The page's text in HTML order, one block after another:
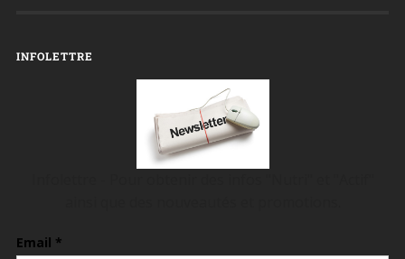
INFOLETTRE